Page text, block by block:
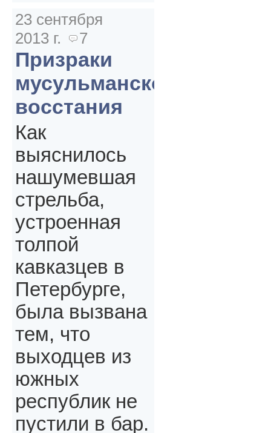
23 сентября
2013 г.
7
Призраки
мусульманского
восстания
Как
выяснилось
нашумевшая
стрельба,
устроенная
толпой
кавказцев в
Петербурге,
была вызвана
тем, что
выходцев из
южных
республик не
пустили в бар.